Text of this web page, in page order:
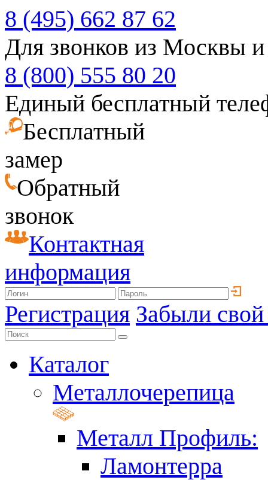
8 (495) 662 87 62
Для звонков из Москвы
8 (800) 555 80 20
Единый бесплатный
Бесплатный
замер
Обратный
звонок
Контактная
информация
Регистрация Забыли
Каталог
Металлочерепица
Металл Профиль:
Ламонтерра